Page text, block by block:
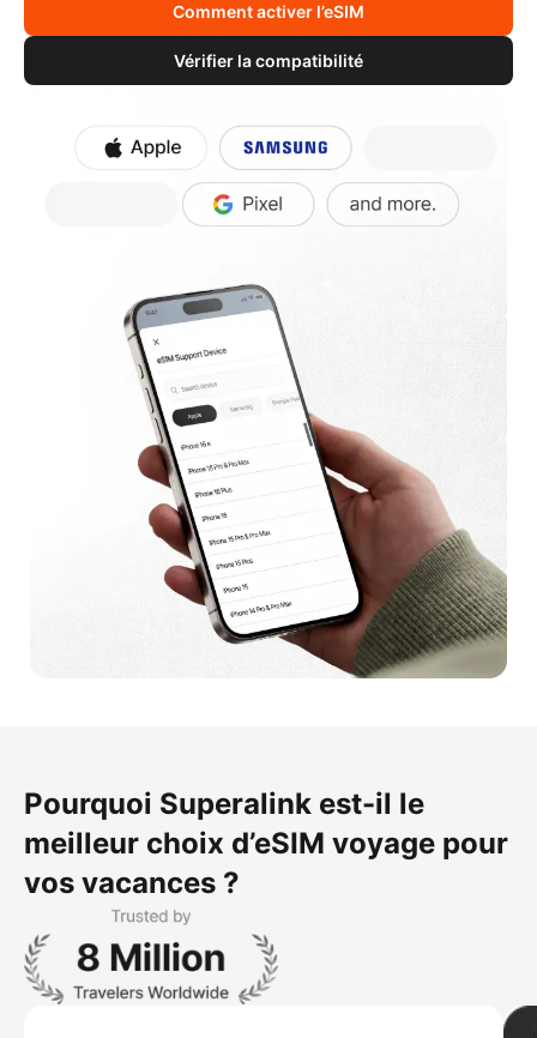
Comment activer l’eSIM
Vérifier la compatibilité
Pourquoi Superalink est-il le
meilleur choix d’eSIM voyage pour
vos vacances ?